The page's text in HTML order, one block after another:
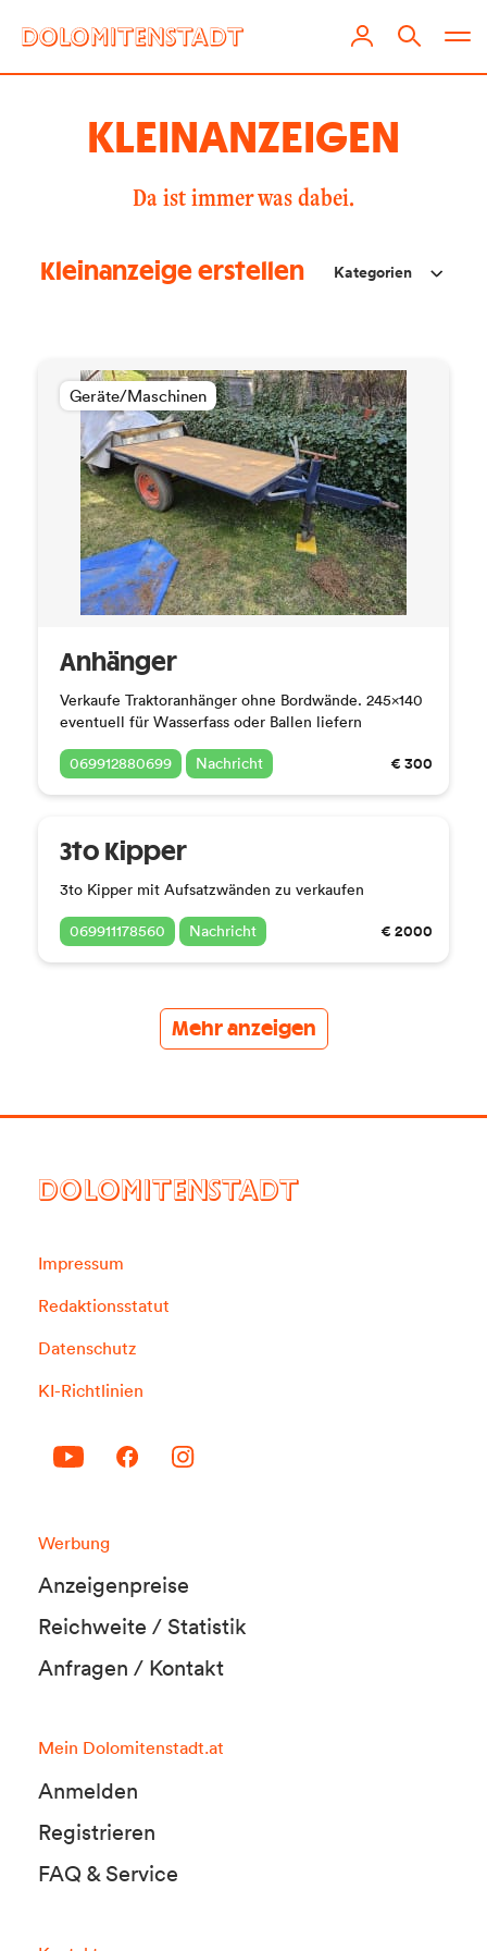
KLEIN­ANZEIGEN
Da ist immer was dabei.
Kleinanzeige erstellen Kategorien
Geräte/Maschinen
Anhänger
Verkaufe Traktoranhänger ohne Bordwände. 245x140
eventuell für Wasserfass oder Ballen liefern
069912880699 Nachricht € 300
3to Kipper
3to Kipper mit Aufsatzwänden zu verkaufen
069911178560 Nachricht € 2000
Mehr anzeigen
DOLOMITENSTADT
Impressum
Redaktionsstatut
Datenschutz
KI-Richtlinien
Werbung
Anzeigenpreise
Reichweite / Statistik
Anfragen / Kontakt
Mein Dolomitenstadt.at
Anmelden
Registrieren
FAQ & Service